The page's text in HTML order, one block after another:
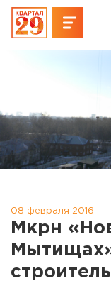
08 февраля 2016
Мкрн